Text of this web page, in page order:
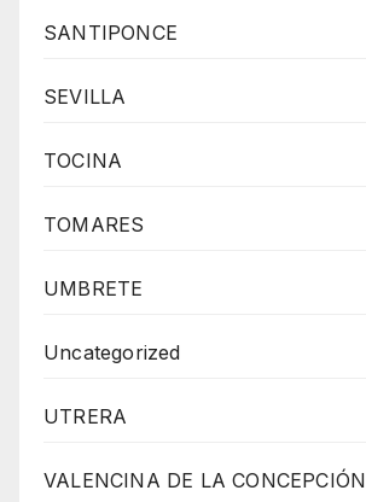
SANTIPONCE
SEVILLA
TOCINA
TOMARES
UMBRETE
Uncategorized
UTRERA
VALENCINA DE LA CONCEPCIÓN